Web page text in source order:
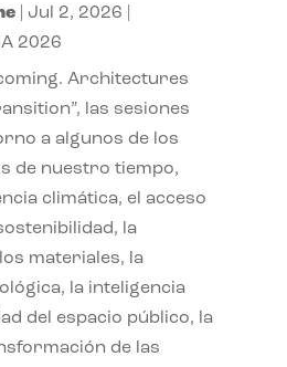
| Jul 2, 2026
2026
Architectures
las sesiones
a algunos de los
de nuestro tiempo,
climática, el acceso
la
materiales, la
la inteligencia
del espacio público, la
de las